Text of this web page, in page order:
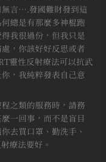
無言….發國難財發到這
總是有那麼多神棍跑
我很過份，但我只是
，你該好好反思或者
靈性反射療法可以抗武
，我純粹發表自己意
之類的服務時，請務
一回事，而不是盲目
去買口罩、勤洗手、
療法要好。